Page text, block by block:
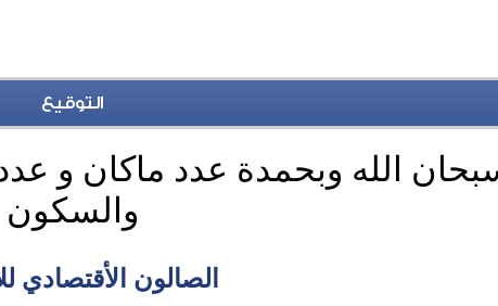
التوقيع
الله وبحمدة عدد ماكان و
والسكون
الصالون الأقتصادي